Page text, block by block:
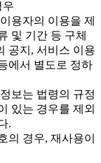
우
용자의 이용을 제
및 기간 등 구체
공지, 서비스 이용
에서 별도로 정하
보는 법령의 규정
있는 경우를 제외
.
경우, 재사용이